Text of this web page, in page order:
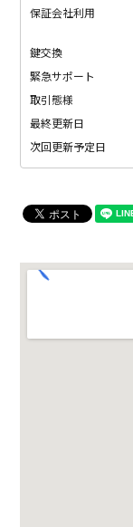
保証会社利用
鍵交換
緊急サポート
取引態様
最終更新日
次回更新予定日